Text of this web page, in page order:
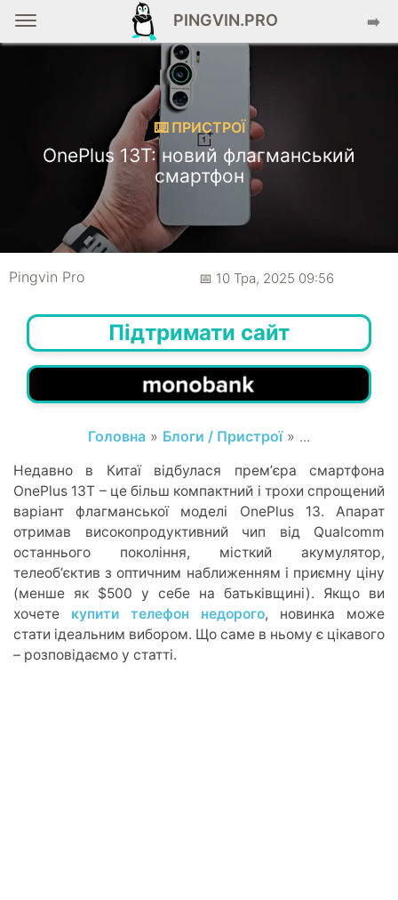
PINGVIN.PRO ➡️
⌨️ ПРИСТРОЇ
OnePlus 13T: новий флагманський
смартфон
Pingvin Pro 📅 10 Тра, 2025 09:56
Підтримати сайт
Головна » Блоги / Пристрої» ...
Недавно в Китаї відбулася премʼєра смартфона
OnePlus 13T – це більш компактний і трохи спрощений
варіант флагманської моделі OnePlus 13. Апарат
отримав високопродуктивний чип від Qualcomm
останнього покоління, місткий акумулятор,
телеобʼєктив з оптичним наближенням і приємну ціну
(менше як $500 у себе на батьківщині). Якщо ви
хочете купити телефон недорого, новинка може
стати ідеальним вибором. Що саме в ньому є цікавого
– розповідаємо у статті.